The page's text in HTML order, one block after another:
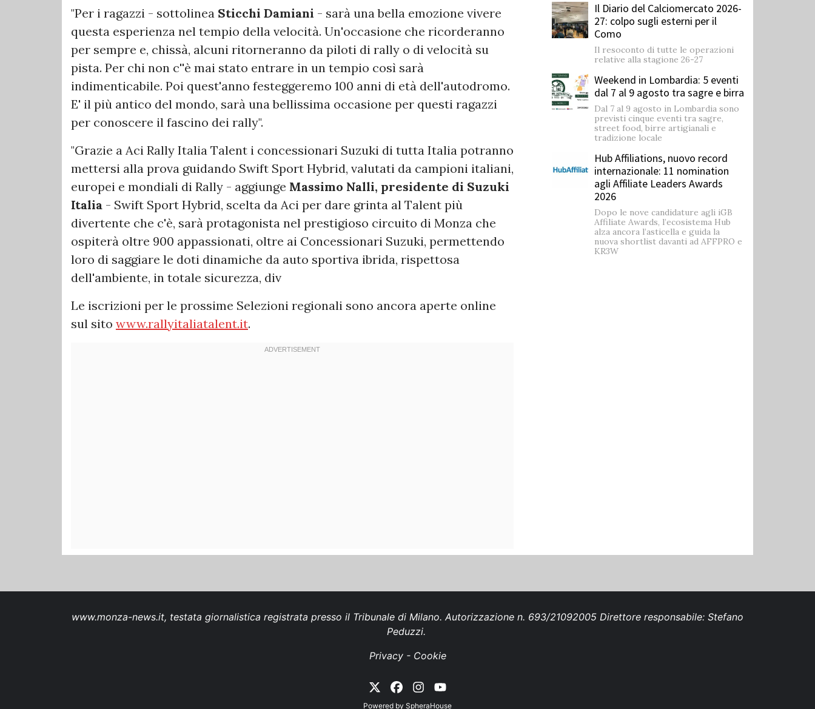
"Per i ragazzi - sottolinea Sticchi Damiani - sarà una bella emozione vivere
questa esperienza nel tempio della velocità. Un'occasione che ricorderanno
per sempre e, chissà, alcuni ritorneranno da piloti di rally o di velocità su
pista. Per chi non c''è mai stato entrare in un tempio così sarà
indimenticabile. Poi quest'anno festeggeremo 100 anni di età dell'autodromo.
E' il più antico del mondo, sarà una bellissima occasione per questi ragazzi
per conoscere il fascino dei rally".
"Grazie a Aci Rally Italia Talent i concessionari Suzuki di tutta Italia potranno
mettersi alla prova guidando Swift Sport Hybrid, valutati da campioni italiani,
europei e mondiali di Rally - aggiunge Massimo Nalli, presidente di Suzuki
Italia - Swift Sport Hybrid, scelta da Aci per dare grinta al Talent più
divertente che c'è, sarà protagonista nel prestigioso circuito di Monza che
ospiterà oltre 900 appassionati, oltre ai Concessionari Suzuki, permettendo
loro di saggiare le doti dinamiche da auto sportiva ibrida, rispettosa
dell'ambiente, in totale sicurezza, div
Le iscrizioni per le prossime Selezioni regionali sono ancora aperte online
sul sito www.rallyitaliatalent.it.
Il Diario del Calciomercato 2026-
27: colpo sugli esterni per il
Como
Il resoconto di tutte le operazioni
relative alla stagione 26-27
Weekend in Lombardia: 5 eventi
dal 7 al 9 agosto tra sagre e birra
Dal 7 al 9 agosto in Lombardia sono
previsti cinque eventi tra sagre,
street food, birre artigianali e
tradizione locale
Hub Affiliations, nuovo record
internazionale: 11 nomination
agli Affiliate Leaders Awards
2026
Dopo le nove candidature agli iGB
Affiliate Awards, l’ecosistema Hub
alza ancora l’asticella e guida la
nuova shortlist davanti ad AFFPRO e
KR3W
www.monza-news.it, testata giornalistica registrata presso il Tribunale di Milano. Autorizzazione n. 693/21092005 Direttore responsabile: Stefano
Peduzzi.
Privacy- Cookie
Powered by SpheraHouse